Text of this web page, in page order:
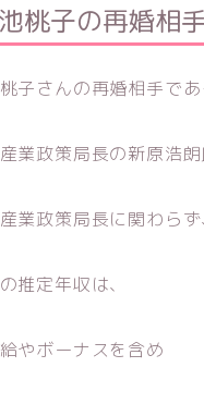
桃子の再婚相
子さんの再婚相手であ
業政策局長の新原浩朗
業政策局長に関わらず
推定年収は、
やボーナスを含め